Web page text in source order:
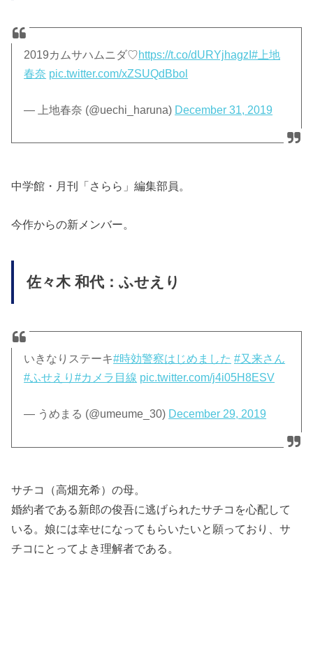
2019カムサハムニダ♡https://t.co/dURYjhagzI#上地
春奈 pic.twitter.com/xZSUQdBbol
— 上地春奈 (@uechi_haruna) December 31, 2019
中学館・月刊「さらら」編集部員。
今作からの新メンバー。
佐々木 和代：ふせえり
いきなりステーキ#時効警察はじめました #又来さん
#ふせえり#カメラ目線 pic.twitter.com/j4i05H8ESV
— うめまる (@umeume_30) December 29, 2019
サチコ（高畑充希）の母。
婚約者である新郎の俊吾に逃げられたサチコを心配して
いる。娘には幸せになってもらいたいと願っており、サ
チコにとってよき理解者である。